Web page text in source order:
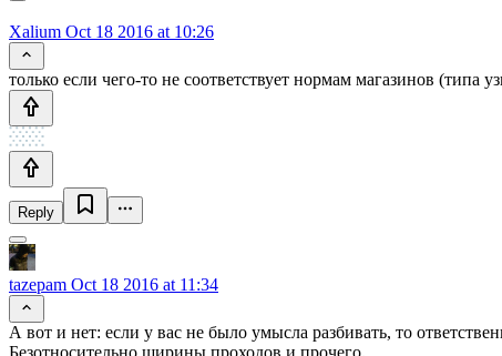
Xalium Oct 18 2016 at 10:26
только если чего-то не соответствует нормам магазинов (типа
Reply
tazepam Oct 18 2016 at 11:34
А вот и нет: если у вас не было умысла разбивать, то
Безотносительно ширины проходов и прочего.